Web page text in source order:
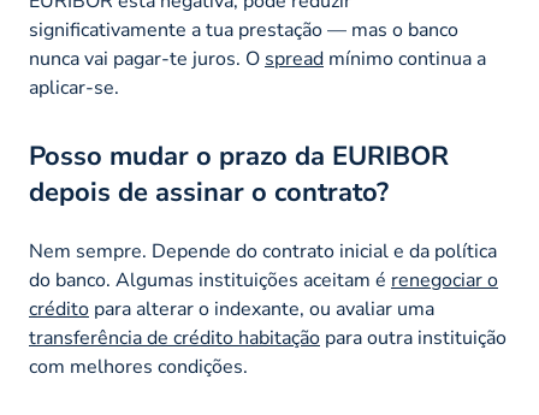
significativamente a tua prestação — mas o banco
nunca vai pagar-te juros. O spread mínimo continua a
aplicar-se.
Posso mudar o prazo da EURIBOR
depois de assinar o contrato?
Nem sempre. Depende do contrato inicial e da política
do banco. Algumas instituições aceitam é renegociar o
crédito para alterar o indexante, ou avaliar uma
transferência de crédito habitação para outra instituição
com melhores condições.